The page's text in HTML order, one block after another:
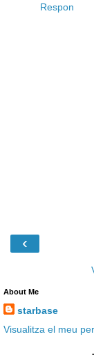
Respon
‹
About Me
starbase
Visualitza el meu